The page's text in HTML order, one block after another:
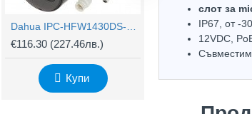
€116.30 (227.46лв.)
Купи
€270.18
Купи
слот за
IP67, oт -
12VDC,